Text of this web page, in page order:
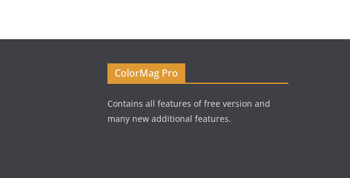
ColorMag Pro
Contains all features of free version and
many new additional features.